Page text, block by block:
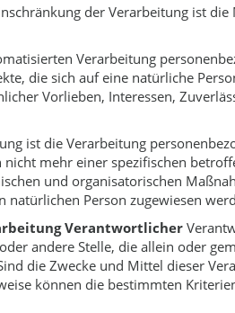
der Verarbeitung ist
Verarbeitung
die sich auf eine natürliche
Vorlieben, Interessen,
ist die Verarbeitung
mehr einer spezifischen
und organisatorischen
Person zugewiesen
Verantwortlicher
andere Stelle, die allein oder
die Zwecke und Mittel dieser
können die bestimmten